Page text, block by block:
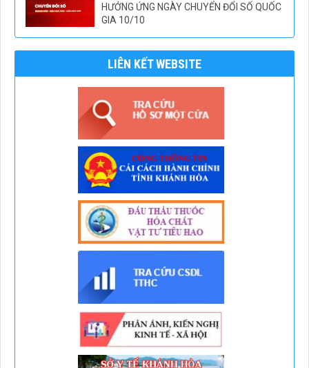
HƯỞNG ỨNG NGÀY CHUYỂN ĐỔI SỐ QUỐC
GIA 10/10
LIÊN KẾT WEBSITE